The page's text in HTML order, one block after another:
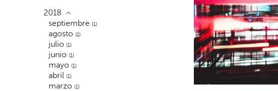
2018
septiembre (1)
agosto (1)
julio (1)
junio (1)
mayo (1)
abril (1)
marzo (1)